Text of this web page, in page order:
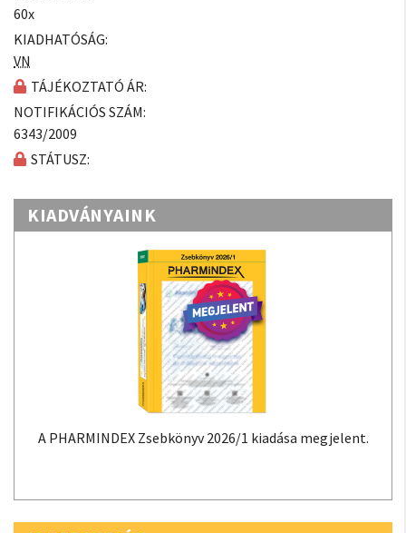
60x
KIADHATÓSÁG:
VN
TÁJÉKOZTATÓ ÁR:
NOTIFIKÁCIÓS SZÁM:
6343/2009
STÁTUSZ:
KIADVÁNYAINK
A PHARMINDEX Zsebkönyv 2026/1 kiadása megjelent.